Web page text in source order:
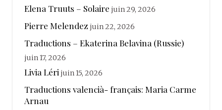
Elena Truuts – Solaire juin 29, 2026
Pierre Melendez juin 22, 2026
Traductions – Ekaterina Belavina (Russie)
juin 17, 2026
Livia Léri juin 15, 2026
Traductions valencià- français: Maria Carme
Arnau